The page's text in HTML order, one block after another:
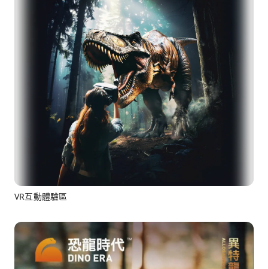
VR互動體驗區